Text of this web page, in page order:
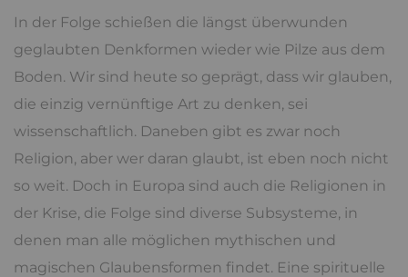
In der Folge schießen die längst überwunden
geglaubten Denkformen wieder wie Pilze aus dem
Boden. Wir sind heute so geprägt, dass wir glauben,
die einzig vernünftige Art zu denken, sei
wissenschaftlich. Daneben gibt es zwar noch
Religion, aber wer daran glaubt, ist eben noch nicht
so weit. Doch in Europa sind auch die Religionen in
der Krise, die Folge sind diverse Subsysteme, in
denen man alle möglichen mythischen und
magischen Glaubensformen findet. Eine spirituelle